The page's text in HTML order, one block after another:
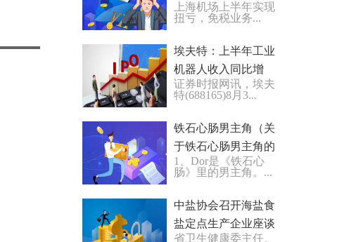
东机场免税收入增近
上海机场上半年实现
扭亏，免税业务...
埃夫特：上半年工业
机器人收入同比增
89.39% 销量自主品牌
证券时报网讯，埃夫
特(688165)8月3...
铁石心肠男主角（关
于铁石心肠男主角的
基本详情介绍）
1、Dor是《铁石心
肠》里的男主角。...
中盐协会召开海盐食
盐定点生产企业座谈
省卫生健康委主任、